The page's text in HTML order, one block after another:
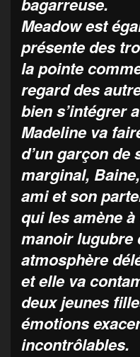
Meadow est
présente des
la pointe
regard des
bien s’intégrer
Madeline va
d’un garçon de
marginal,
ami et son
qui les amène
manoir lugubre
atmosphère
et elle va
deux jeunes
émotions
incontrôlables.